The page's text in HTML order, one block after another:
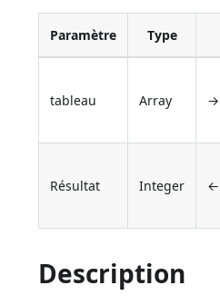
Paramètre Type
tableau Array →
Résultat Integer ←
Description